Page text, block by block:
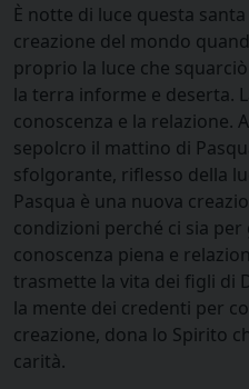
È notte di luce questa
creazione del mondo
proprio la luce che
la terra informe e deserta.
conoscenza e la relazione.
sepolcro il mattino di
sfolgorante, riflesso della
Pasqua è una nuova
condizioni perché ci sia
conoscenza piena e
trasmette la vita dei figli di
la mente dei credenti per
creazione, dona lo Spirito
carità.